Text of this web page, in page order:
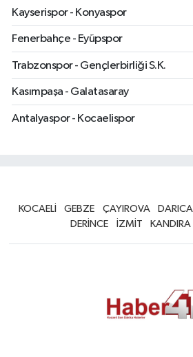
Kayserispor - Konyaspor
Fenerbahçe - Eyüpspor
Trabzonspor - Gençlerbirliği S.K.
Kasımpaşa - Galatasaray
Antalyaspor - Kocaelispor
KOCAELİ GEBZE ÇAYIROVA DARICA
DERİNCE
İZMİT KANDIRA